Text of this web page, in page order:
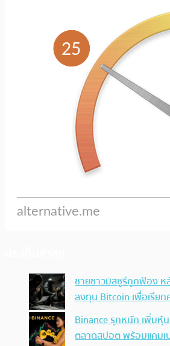
ชายชาวมิสซูรีถูกฟ้อง
ลงทุน Bitcoin เพื่อเรียก
Binance รุกหนัก เพิ่มหุ้
ตลาดสปอต พร้อมแคม